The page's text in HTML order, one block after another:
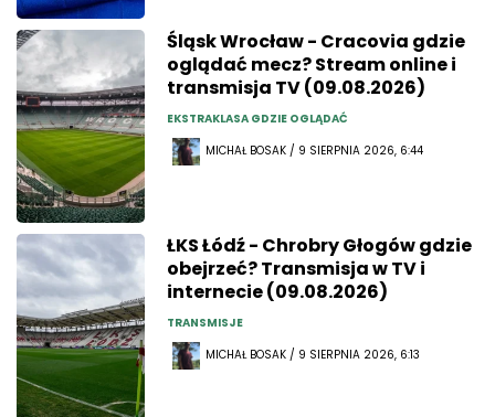
Śląsk Wrocław - Cracovia gdzie
oglądać mecz? Stream online i
transmisja TV (09.08.2026)
EKSTRAKLASA GDZIE OGLĄDAĆ
MICHAŁ BOSAK / 9 SIERPNIA 2026, 6:44
ŁKS Łódź - Chrobry Głogów gdzie
obejrzeć? Transmisja w TV i
internecie (09.08.2026)
TRANSMISJE
MICHAŁ BOSAK / 9 SIERPNIA 2026, 6:13